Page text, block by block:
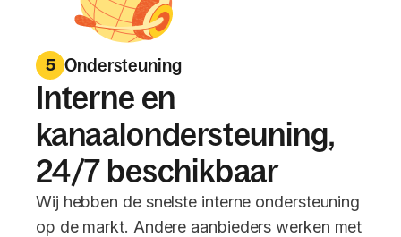
5 Ondersteuning
Interne en
kanaalondersteuning,
24/7 beschikbaar
Wij hebben de snelste interne ondersteuning
op de markt. Andere aanbieders werken met